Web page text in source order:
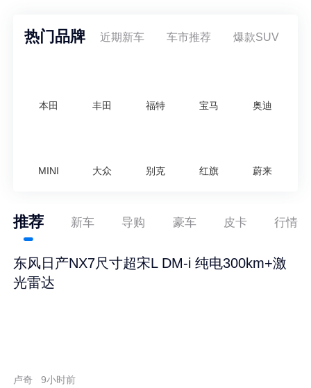
热门品牌 近期新车 车市推荐 爆款SUV
本田 丰田 福特 宝马 奥迪
MINI 大众 别克 红旗 蔚来
推荐 新车 导购 豪车 皮卡 行情
东风日产NX7尺寸超宋L DM-i 纯电300km+激
光雷达
卢奇 9小时前